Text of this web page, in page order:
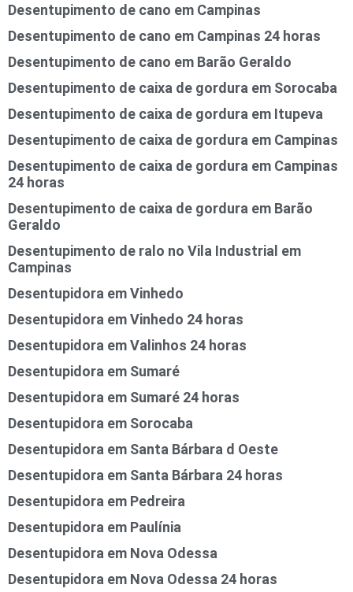
Desentupimento de cano em Campinas
Desentupimento de cano em Campinas 24 horas
Desentupimento de cano em Barão Geraldo
Desentupimento de caixa de gordura em Sorocaba
Desentupimento de caixa de gordura em Itupeva
Desentupimento de caixa de gordura em Campinas
Desentupimento de caixa de gordura em Campinas
24 horas
Desentupimento de caixa de gordura em Barão
Geraldo
Desentupimento de ralo no Vila Industrial em
Campinas
Desentupidora em Vinhedo
Desentupidora em Vinhedo 24 horas
Desentupidora em Valinhos 24 horas
Desentupidora em Sumaré
Desentupidora em Sumaré 24 horas
Desentupidora em Sorocaba
Desentupidora em Santa Bárbara d Oeste
Desentupidora em Santa Bárbara 24 horas
Desentupidora em Pedreira
Desentupidora em Paulínia
Desentupidora em Nova Odessa
Desentupidora em Nova Odessa 24 horas